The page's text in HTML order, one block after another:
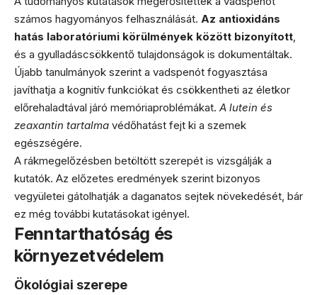
számos hagyományos felhasználását. Az antioxidáns
hatás laboratóriumi körülmények között bizonyított
és a gyulladáscsökkentő tulajdonságok is dokumentáltak.
Újabb tanulmányok szerint a vadspenót fogyasztása
javíthatja a kognitív funkciókat és csökkentheti az életkor
előrehaladtával járó memóriaproblémákat. A lutein és
zeaxantin tartalma védőhatást fejt ki a szemek
egészségére.
A rákmegelőzésben betöltött szerepét is vizsgálják a
kutatók. Az előzetes eredmények szerint bizonyos
vegyületei gátolhatják a daganatos sejtek növekedését, bár
ez még további kutatásokat igényel.
Fenntarthatóság és
környezetvédelem
Ökológiai szerepe